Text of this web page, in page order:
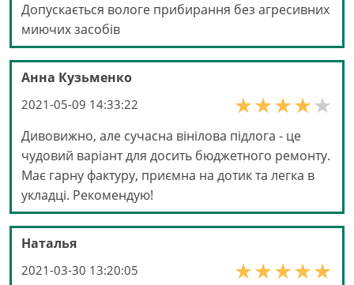
Допускається вологе прибирання без агресивних
миючих засобів
Анна Кузьменко
2021-05-09 14:33:22
Дивовижно, але сучасна вінілова підлога - це
чудовий варіант для досить бюджетного ремонту.
Має гарну фактуру, приємна на дотик та легка в
укладці. Рекомендую!
Наталья
2021-03-30 13:20:05